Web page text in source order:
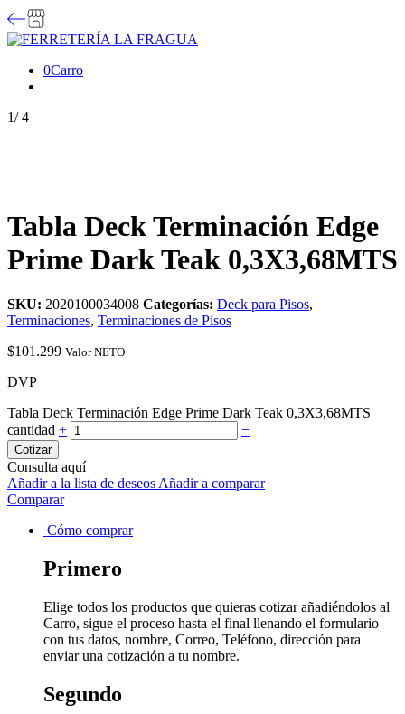
0Carro
1/4
Tabla Deck Terminación Edge
Prime Dark Teak 0,3X3,68MTS
SKU: 2020100034008 Categorías: Deck para Pisos,
Terminaciones, Terminaciones de Pisos
$101.299 Valor NETO
DVP
Tabla Deck Terminación Edge Prime Dark Teak 0,3X3,68MTS
cantidad + −
Cotizar
Consulta aquí
Añadir a la lista de deseos Añadir a comparar
Comparar
Cómo comprar
Primero
Elige todos los productos que quieras cotizar añadiéndolos al
Carro, sigue el proceso hasta el final llenando el formulario
con tus datos, nombre, Correo, Teléfono, dirección para
enviar una cotización a tu nombre.
Segundo